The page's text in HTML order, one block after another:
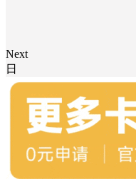
Next
日